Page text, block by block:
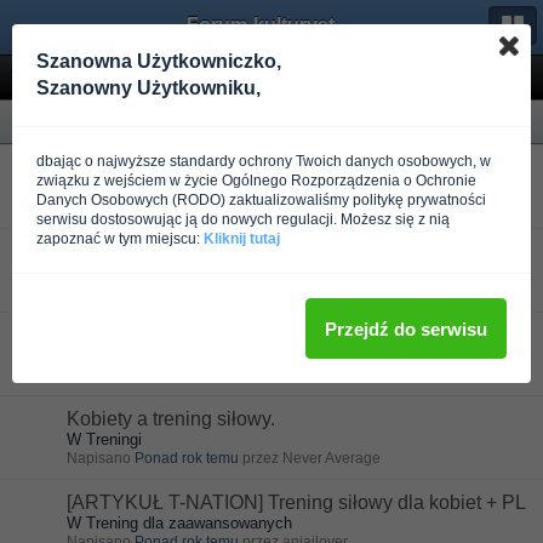
Forum-kulturystyka.pl
Wyniki wyszukiwania
Gold Revive - krem na zmarszczki
W Dieta
NapisanoPonad rok temuprzez BadzFit
Gold Revive - krem na zmarszczki
Kobiety a trening siłowy.
W Treningi
Napisano Ponad rok temu przez Never Average
[ARTYKUŁ T-NATION] Trening siłowy dla kobiet + PL
W Trening dla zaawansowanych
Szanowna Użytkowniczko,
Szanowny Użytkowniku,
dbając o najwyższe standardy ochrony Twoich danych osobowych, w
związku z wejściem w życie Ogólnego Rozporządzenia o Ochronie
Danych Osobowych (RODO) zaktualizowaliśmy politykę prywatności
serwisu dostosowując ją do nowych regulacji. Możesz się z nią
zapoznać w tym miejscu: Kliknij tutaj
Przejdź do serwisu